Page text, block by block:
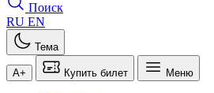
Поиск
RU EN
Тема
A+ Купить билет Меню